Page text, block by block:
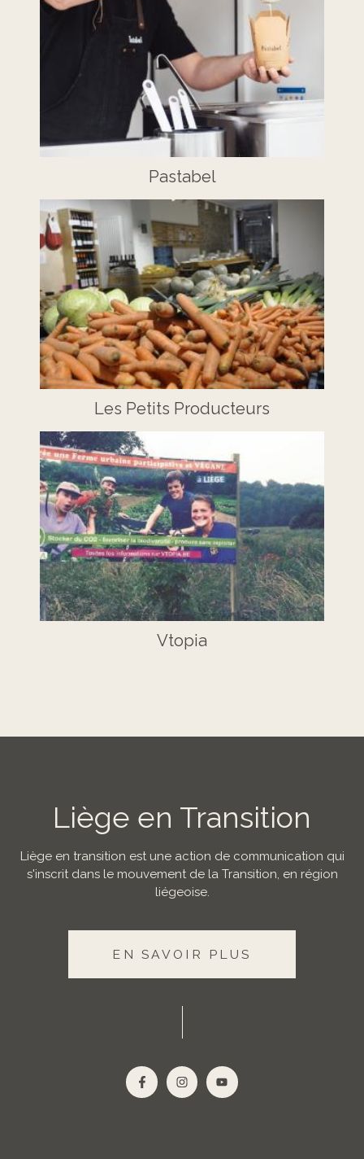
Pastabel
Les Petits Producteurs
Vtopia
Liège en Transition
Liège en transition est une action de communication qui
s'inscrit dans le mouvement de la Transition, en région
liégeoise.
EN SAVOIR PLUS